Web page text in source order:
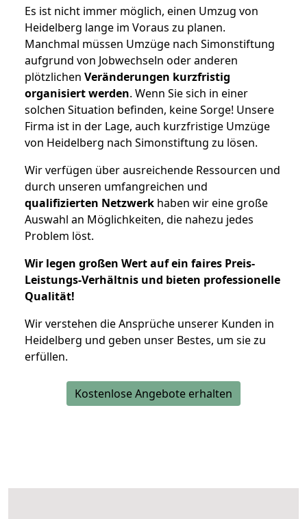
Es ist nicht immer möglich, einen Umzug von
Heidelberg lange im Voraus zu planen.
Manchmal müssen Umzüge nach Simonstiftung
aufgrund von Jobwechseln oder anderen
plötzlichen Veränderungen kurzfristig
organisiert werden. Wenn Sie sich in einer
solchen Situation befinden, keine Sorge! Unsere
Firma ist in der Lage, auch kurzfristige Umzüge
von Heidelberg nach Simonstiftung zu lösen.
Wir verfügen über ausreichende Ressourcen und
durch unseren umfangreichen und
qualifizierten Netzwerk haben wir eine große
Auswahl an Möglichkeiten, die nahezu jedes
Problem löst.
Wir legen großen Wert auf ein faires Preis-
Leistungs-Verhältnis und bieten professionelle
Qualität!
Wir verstehen die Ansprüche unserer Kunden in
Heidelberg und geben unser Bestes, um sie zu
erfüllen.
Kostenlose Angebote erhalten